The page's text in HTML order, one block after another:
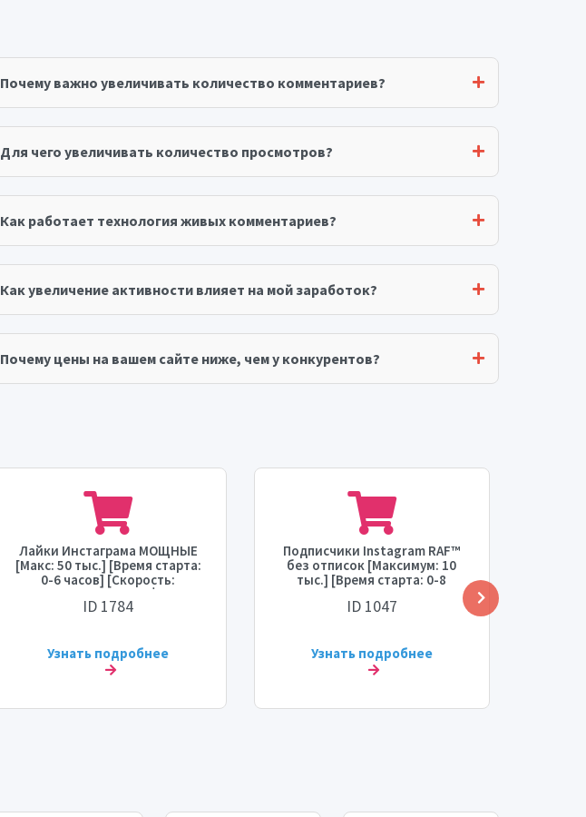
Почему важно увеличивать количество комментариев?
Для чего увеличивать количество просмотров?
Как работает технология живых комментариев?
Как увеличение активности влияет на мой заработок?
Почему цены на вашем сайте ниже, чем у конкурентов?
Лайки Инстаграма МОЩНЫЕ
[Макс: 50 тыс.] [Время старта:
0-6 часов] [Скорость:
МГНОВЕННАЯ] 💧
ID 1784
Узнать подробнее
Подписчики Instagram RAF™
без отписок [Максимум: 10
тыс.] [Время старта: 0-8
часов] [Скорость: 1 тыс./
день] ⚡💧
ID 1047
Узнать подробнее